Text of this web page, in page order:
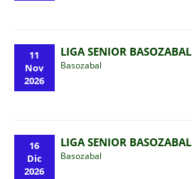
11
Nov
2026
LIGA SENIOR BASOZABAL
Basozabal
16
Dic
2026
LIGA SENIOR BASOZABAL
Basozabal